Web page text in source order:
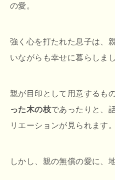
の愛。
強く心を打たれた息子は、
いながらも幸せに暮らしまし
親が目印として用意するもの
った木の枝であったりと、
リエーションが見られます。
しかし、親の無償の愛に、